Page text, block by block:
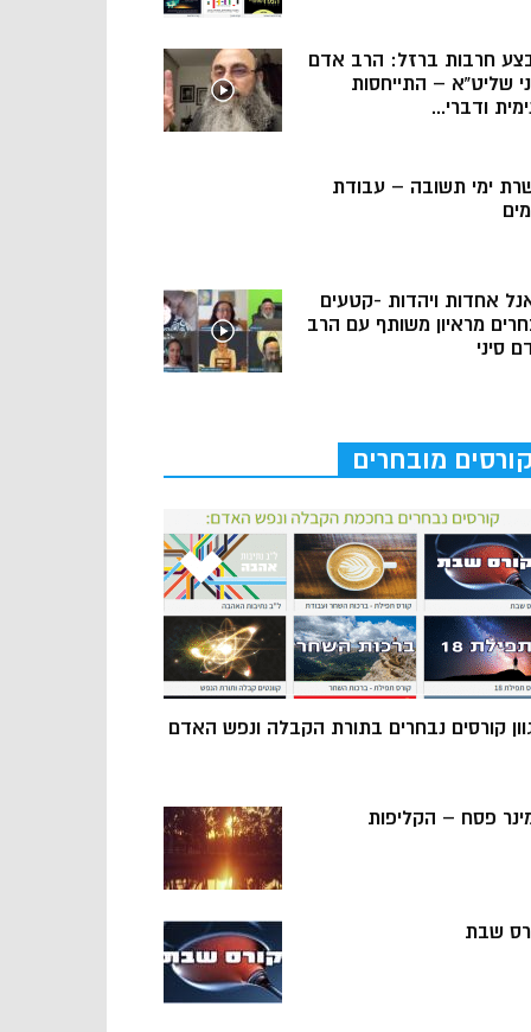
חרבות ברזל: הרב אדם
שליט”א – התייחסות
ודברי...
ימי תשובה – עבודת
אחדות ויהדות -קטעים
מראיון משותף עם הרב
סיני
קורסים מובחרים
קורסים נבחרים בתורת הקבלה ונפש האדם
פסח – הקליפות
שבת